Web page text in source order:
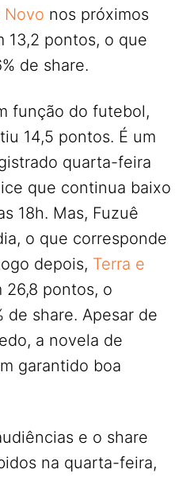
Novo nos próximos
13,2 pontos, o que
de share.
função do futebol,
14,5 pontos. É um
quarta-feira
que continua baixo
18h. Mas, Fuzuê
o que corresponde
depois, Terra e
pontos, o
de share. Apesar de
a novela de
garantido boa
e o share
na quarta-feira,